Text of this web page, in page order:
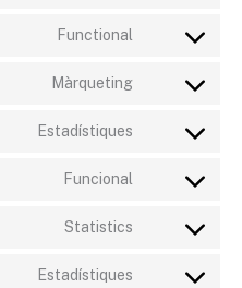
Functional
Màrqueting
Estadístiques
Funcional
Statistics
Estadístiques